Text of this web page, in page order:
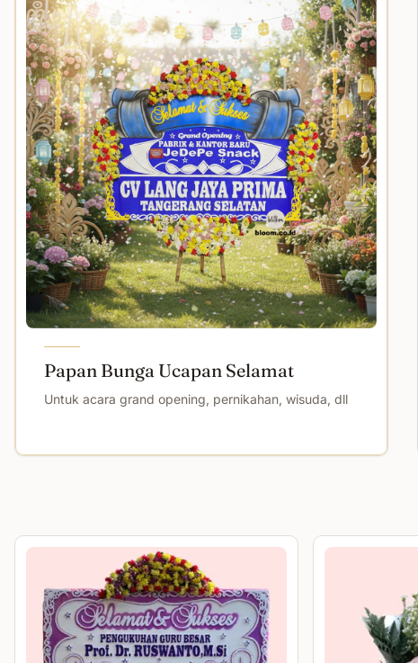
Papan Bunga Ucapan Selamat
Untuk acara grand opening, pernikahan, wisuda, dll